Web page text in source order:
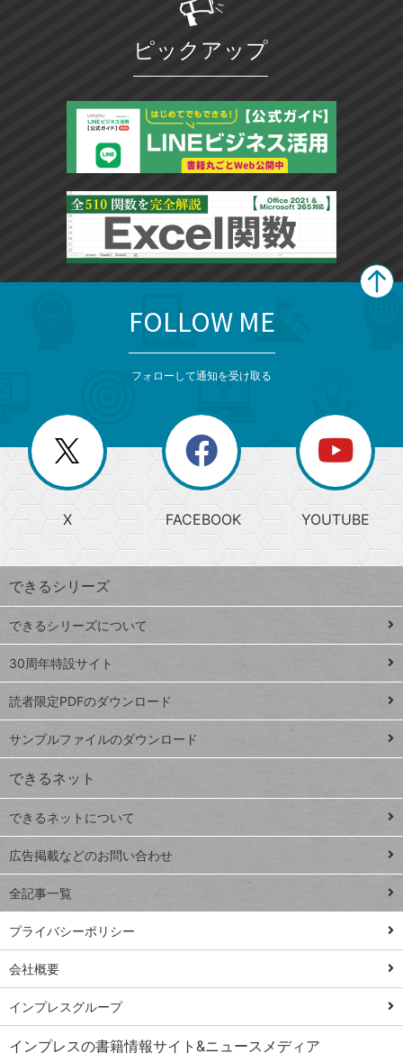
ピックアップ
じ
る
search
検
索
上
昇
ワ
ー
ド
Google
スプレ
ッドシ
ート
iPhone
VLOOKUP
close
閉じ
る
閉
じ
る
ー
か
ら
探
す
ト
ッ
プ
ペ
ジ
連載
Excel Q&A
トイアンナ流仕
事術
PowerAutomate
ではじめる業務
の完全自動化
AI議事録作成術
Windows 11
Q&A
Teams踏み込み
FOLLOW ME
フォローして通知を受け取る
X FACEBOOK YOUTUBE
できるシリーズ
できるシリーズについて
30周年特設サイト
読者限定PDFのダウンロード
サンプルファイルのダウンロード
できるネット
できるネットについて
広告掲載などのお問い合わせ
全記事一覧
プライバシーポリシー
会社概要
インプレスグループ
インプレスの書籍情報サイト&ニュースメディア